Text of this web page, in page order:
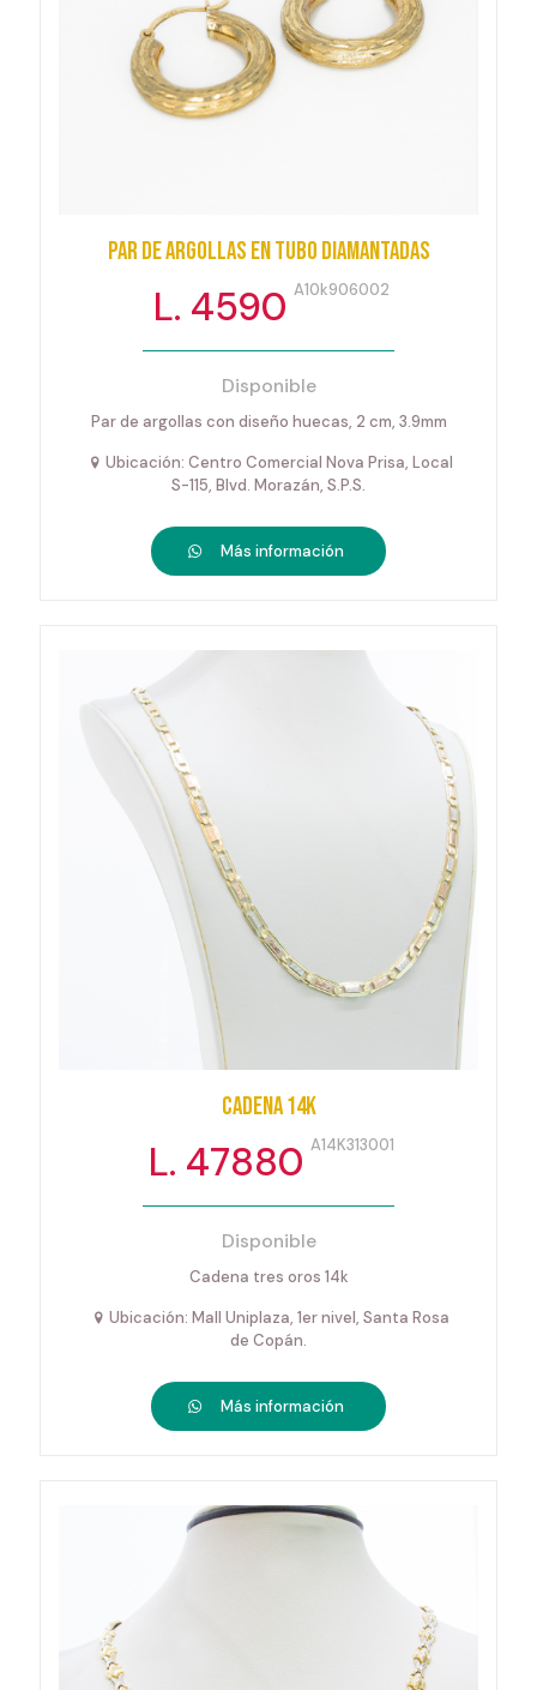
Par de argollas en tubo diamantadas
L. 4590 A10k906002
Disponible
Par de argollas con diseño huecas, 2 cm, 3.9mm
Ubicación: Centro Comercial Nova Prisa, Local
S-115, Blvd. Morazán, S.P.S.
Más información
Cadena 14k
L. 47880 A14K313001
Disponible
Cadena tres oros 14k
Ubicación: Mall Uniplaza, 1er nivel, Santa Rosa
de Copán.
Más información